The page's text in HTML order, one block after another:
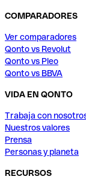
COMPARADORES
Ver comparadores
Qonto vs Revolut
Qonto vs Pleo
Qonto vs BBVA
VIDA EN QONTO
Trabaja con
Nuestros valores
Prensa
Personas y planeta
RECURSOS